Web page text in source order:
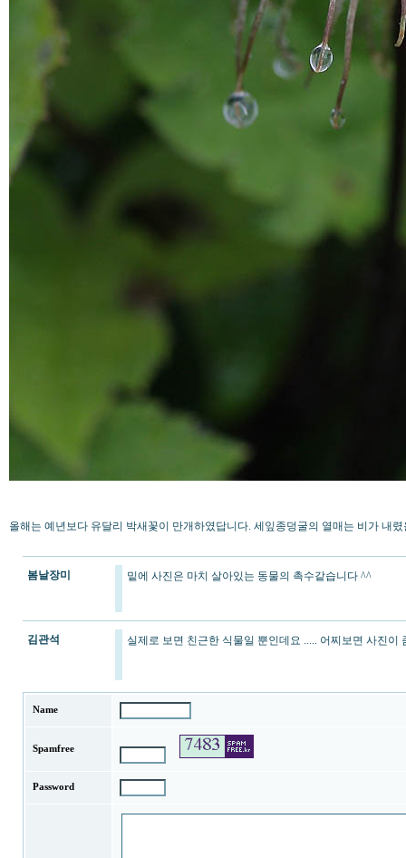
올해는 예년보다 유달리 박새꽃이 만개하였답니다. 세잎종덩굴의 열매는 비가 내
봄날장미 밑에 사진은 마치 살아있는 동물의 촉수같습니다 ^^
김관석 실제로 보면 친근한 식물일 뿐인데요 ..... 어찌보면 사진이
Name
Spamfree
Password